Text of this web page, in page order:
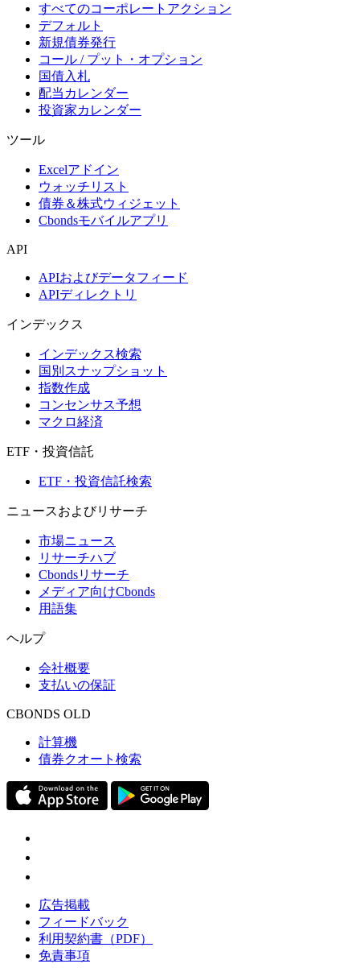
すべてのコーポレートアクション
デフォルト
新規債券発行
コール / プット・オプション
国債入札
配当カレンダー
投資家カレンダー
ツール
Excelアドイン
ウォッチリスト
債券＆株式ウィジェット
Cbondsモバイルアプリ
API
APIおよびデータフィード
APIディレクトリ
インデックス
インデックス検索
国別スナップショット
指数作成
コンセンサス予想
マクロ経済
ETF・投資信託
ETF・投資信託検索
ニュースおよびリサーチ
市場ニュース
リサーチハブ
Cbondsリサーチ
メディア向けCbonds
用語集
ヘルプ
会社概要
支払いの保証
CBONDS OLD
計算機
債券クオート検索
広告掲載
フィードバック
利用契約書（PDF）
免責事項